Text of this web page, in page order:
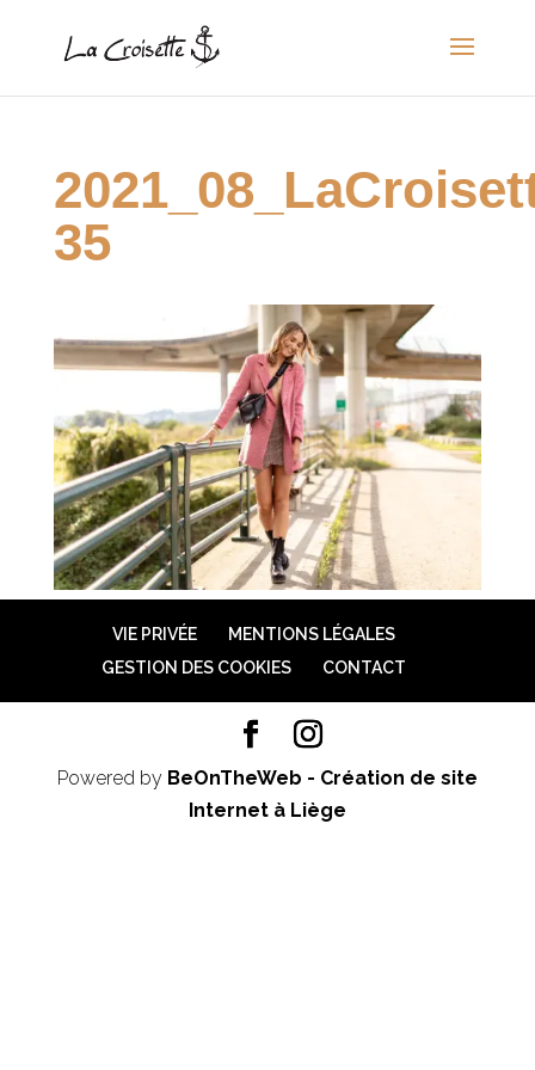
35
VIE PRIVÉE
MENTIONS LÉGALES
GESTION DES COOKIES
CONTACT
Powered by BeOnTheWeb - Création de site
Internet à Liège